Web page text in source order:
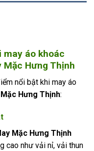
may áo khoác
Hưng Thịnh
nổi bật khi may áo
Mặc Hưng Thịnh:
Mặc Hưng Thịnh
cao như vải nỉ, vải thun